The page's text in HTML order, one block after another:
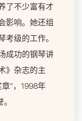
了不少富有才
影响。她还组
考级的工作。
成功的钢琴讲
》杂志的主
”，1998年